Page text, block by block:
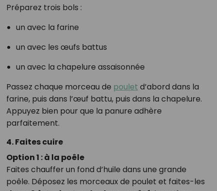
Préparez trois bols :
un avec la farine
un avec les œufs battus
un avec la chapelure assaisonnée
Passez chaque morceau de poulet d’abord dans la
farine, puis dans l’œuf battu, puis dans la chapelure.
Appuyez bien pour que la panure adhère
parfaitement.
4. Faites cuire
Option 1 : à la poêle
Faites chauffer un fond d’huile dans une grande
poêle. Déposez les morceaux de poulet et faites-les